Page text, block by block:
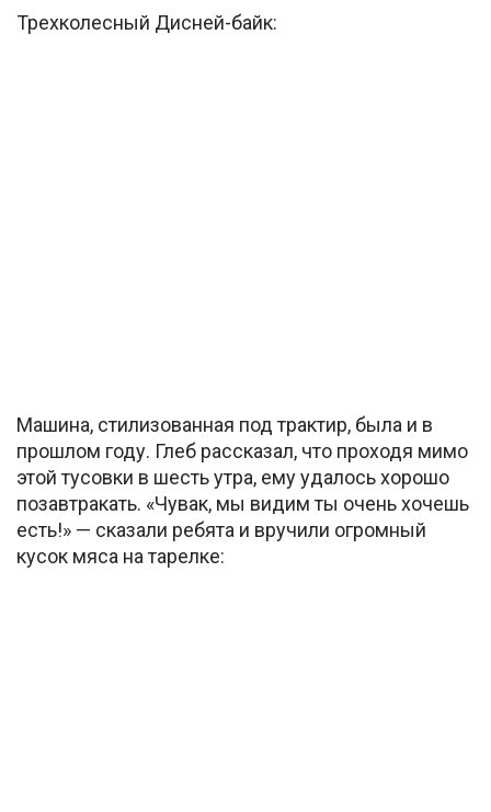
Трехколесный Дисней-байк:
Машина, стилизованная под трактир, была и в
прошлом году. Глеб рассказал, что проходя мимо
этой тусовки в шесть утра, ему удалось хорошо
позавтракать. «Чувак, мы видим ты очень хочешь
есть!» — сказали ребята и вручили огромный
кусок мяса на тарелке: